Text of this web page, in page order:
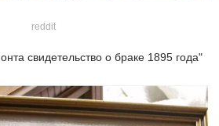
reddit
свидетельство о браке 1895 года"